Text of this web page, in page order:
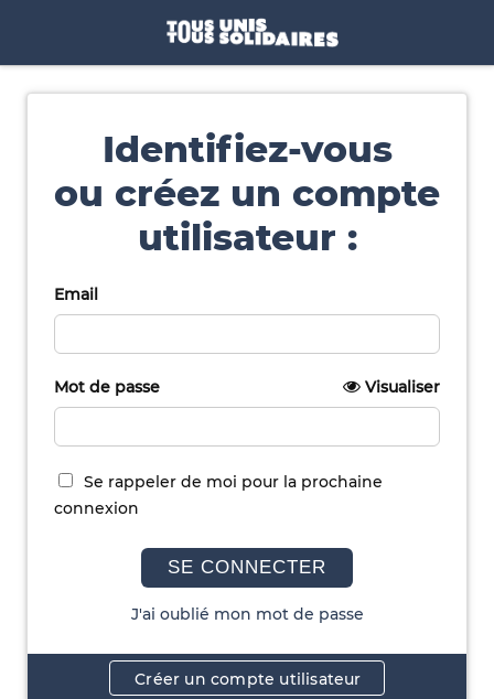
Identifiez-vous
ou créez un compte
utilisateur :
Email
Mot de passe Visualiser
Se rappeler de moi pour la prochaine
connexion
SE CONNECTER
J'ai oublié mon mot de passe
Créer un compte utilisateur